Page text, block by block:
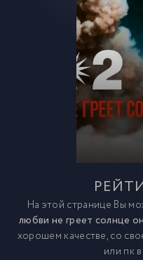
На этой странице Вы
любви не греет солнце
хорошем качестве, со
или пк